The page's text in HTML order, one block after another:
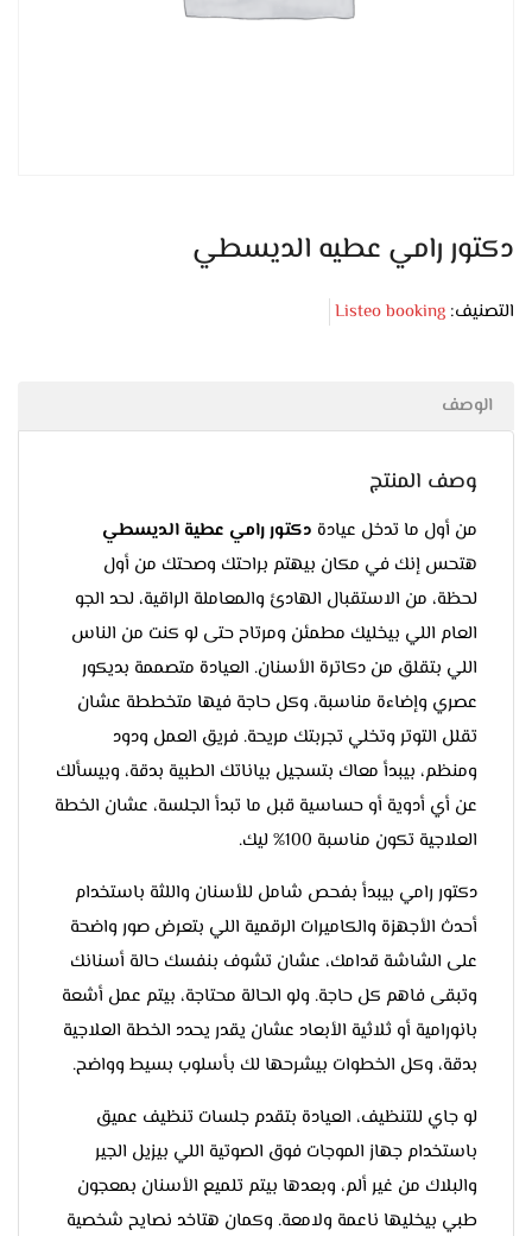
دكتور رامي عطيه الديسطي
التصنيف: Listeo booking
الوصف
وصف المنتج
من أول ما تدخل عيادة دكتور رامي عطية الديسطي
هتحس إنك في مكان بيهتم براحتك وصحتك من أول
لحظة، من الاستقبال الهادئ والمعاملة الراقية، لحد الجو
العام اللي بيخليك مطمئن ومرتاح حتى لو كنت من الناس
اللي بتقلق من دكاترة الأسنان. العيادة متصممة بديكور
عصري وإضاءة مناسبة، وكل حاجة فيها متخططة عشان
تقلل التوتر وتخلي تجربتك مريحة. فريق العمل ودود
ومنظم، بيبدأ معاك بتسجيل بياناتك الطبية بدقة، وبيسألك
عن أي أدوية أو حساسية قبل ما تبدأ الجلسة، عشان الخطة
العلاجية تكون مناسبة 100% ليك.
دكتور رامي بيبدأ بفحص شامل للأسنان واللثة باستخدام
أحدث الأجهزة والكاميرات الرقمية اللي بتعرض صور واضحة
على الشاشة قدامك، عشان تشوف بنفسك حالة أسنانك
وتبقى فاهم كل حاجة. ولو الحالة محتاجة، بيتم عمل أشعة
بانورامية أو ثلاثية الأبعاد عشان يقدر يحدد الخطة العلاجية
بدقة، وكل الخطوات بيشرحها لك بأسلوب بسيط وواضح.
لو جاي للتنظيف، العيادة بتقدم جلسات تنظيف عميق
باستخدام جهاز الموجات فوق الصوتية اللي بيزيل الجير
والبلاك من غير ألم، وبعدها بيتم تلميع الأسنان بمعجون
طبي بيخليها ناعمة ولامعة. وكمان هتاخد نصايح شخصية